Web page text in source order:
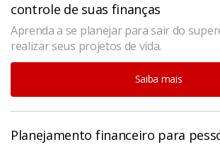
controle de suas finanças
Aprenda a se planejar para sair do
realizar seus projetos de vida.
Saiba mais
Planejamento financeiro para